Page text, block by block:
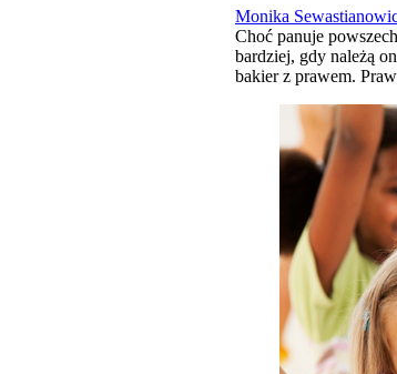
Monika
Choć panuje
bardziej, gdy należą
bakier z prawem.